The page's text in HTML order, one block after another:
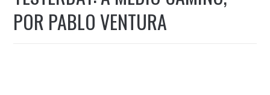
POR PABLO VENTURA